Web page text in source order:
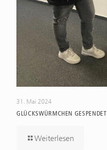
31. Mai 2024
GLÜCKSWÜRMCHEN GESPENDET
Weiterlesen